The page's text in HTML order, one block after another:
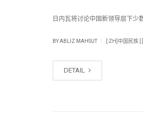
日内瓦将讨论中国新领导层下
BYABLIZ MAHSUT [:ZH]中国民族 [:]
DETAIL